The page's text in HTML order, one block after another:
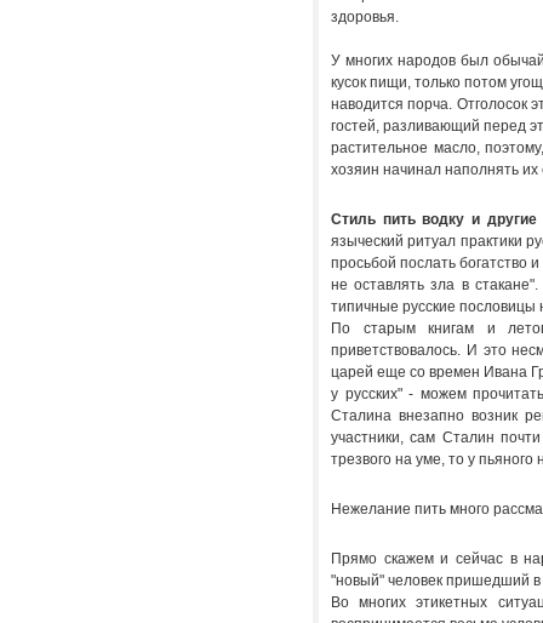
здоровья.
У многих народов был
кусок пищи, только потом
наводится порча. Отголосок
гостей, разливающий перед
растительное масло,
хозяин начинал наполнять их
Стиль пить водку и другие
языческий ритуал практики
просьбой послать богатство
не оставлять зла в
типичные русские пословицы
По старым книгам и
приветствовалось. И это
царей еще со времен Ивана
у русских" - можем
Сталина внезапно возник
участники, сам Сталин
трезвого на уме, то у пьяного
Нежелание пить много
Прямо скажем и сейчас в
"новый" человек пришедший в
Во многих этикетных